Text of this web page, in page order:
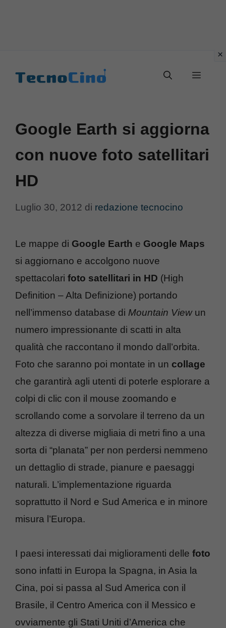
Menu
Google Earth si aggiorna
con nuove foto satellitari
HD
Luglio 30, 2012 di redazione tecnocino
Le mappe di Google Earth e Google Maps
si aggiornano e accolgono nuove
spettacolari foto satellitari in HD (High
Definition – Alta Definizione) portando
nell’immenso database di Mountain Viewun
numero impressionante di scatti in alta
qualità che raccontano il mondo dall’orbita.
Foto che saranno poi montate in un collage
che garantirà agli utenti di poterle esplorare a
colpi di clic con il mouse zoomando e
scrollando come a sorvolare il terreno da un
altezza di diverse migliaia di metri fino a una
sorta di “planata” per non perdersi nemmeno
un dettaglio di strade, pianure e paesaggi
naturali. L’implementazione riguarda
soprattutto il Nord e Sud America e in minore
misura l’Europa.
I paesi interessati dai miglioramenti delle foto
sono infatti in Europa la Spagna, in Asia la
Cina, poi si passa al Sud America con il
Brasile, il Centro America con il Messico e
ovviamente gli Stati Uniti d’America che